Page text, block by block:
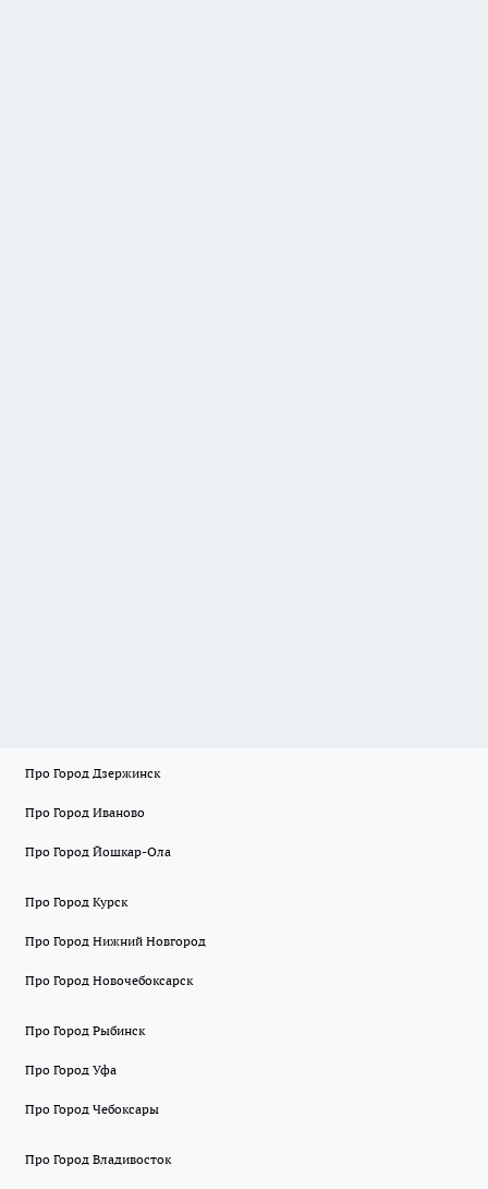
Про Город Дзержинск
Про Город Иваново
Про Город Йошкар-Ола
Про Город Курск
Про Город Нижний Новгород
Про Город Новочебоксарск
Про Город Рыбинск
Про Город Уфа
Про Город Чебоксары
Про Город Владивосток